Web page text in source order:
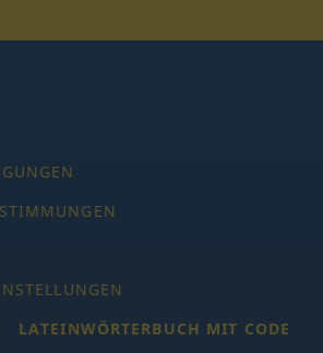
LATEINWÖRTERBUCH MIT CODE